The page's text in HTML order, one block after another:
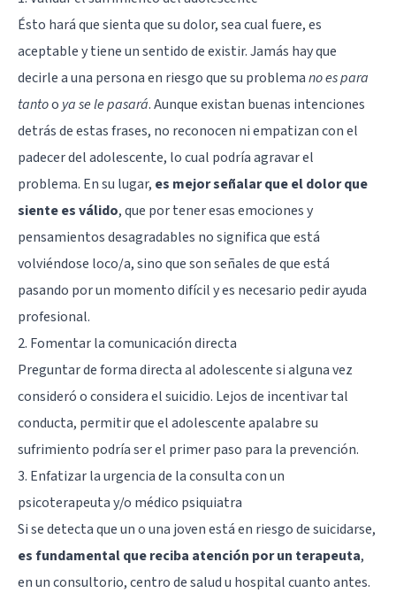
Ésto hará que sienta que su dolor, sea cual fuere, es
aceptable y tiene un sentido de existir. Jamás hay que
decirle a una persona en riesgo que su problemano es para
tantoo ya se le pasará. Aunque existan buenas intenciones
detrás de estas frases, no reconocen ni empatizan con el
padecer del adolescente, lo cual podría agravar el
problema. En su lugar, es mejor señalar que el dolor que
siente es válido, que por tener esas emociones y
pensamientos desagradables no significa que está
volviéndose loco/a, sino que son señales de que está
pasando por un momento difícil y es necesario pedir ayuda
profesional.
2. Fomentar la comunicación directa
Preguntar de forma directa al adolescente si alguna vez
consideró o considera el suicidio. Lejos de incentivar tal
conducta, permitir que el adolescente apalabre su
sufrimiento podría ser el primer paso para la prevención.
3. Enfatizar la urgencia de la consulta con un
psicoterapeuta y/o médico psiquiatra
Si se detecta que un o una joven está en riesgo de suicidarse,
es fundamental que reciba atención por un terapeuta,
en un consultorio, centro de salud u hospital cuanto antes.